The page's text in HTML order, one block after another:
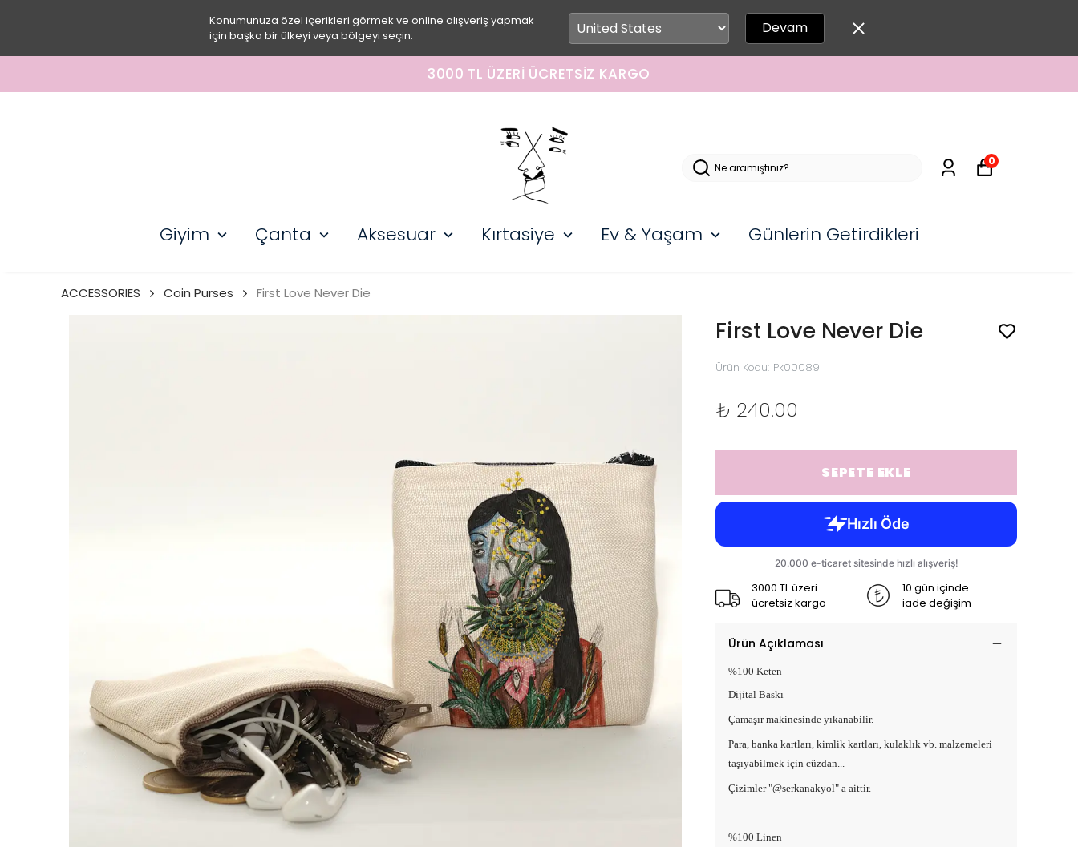
Konumunuza özel içerikleri görmek ve online alışveriş yapmak
için başka bir ülkeyi veya bölgeyi seçin.
Devam
3000 TL ÜZERI ÜCRETSIZ KARGO
Giyim Çanta Aksesuar Kırtasiye Ev & Yaşam Günlerin Getirdikleri
0
ACCESSORIES Coin Purses First Love Never Die
First Love Never Die
Ürün Kodu: Pk00089
₺ 240.00
SEPETE EKLE
3000 TL üzeri
ücretsiz kargo
10 gün içinde
iade değişim
Ürün Açıklaması
%100 Keten
Dijital Baskı
Çamaşır makinesinde yıkanabilir.
Para, banka kartları, kimlik kartları, kulaklık vb. malzemeleri
taşıyabilmek için cüzdan...
Çizimler "@serkanakyol" a aittir.
%100 Linen